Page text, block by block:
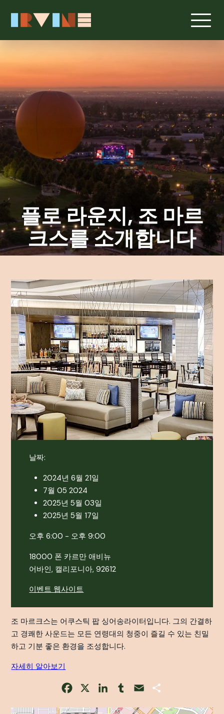
플로 라운지, 조 마르
크스를 소개합니다
날짜:
2024년 6월 21일
7월 05 2024
2025년 5월 03일
2025년 5월 17일
오후 6:00 - 오후 9:00
18000 폰 카르만 애비뉴
어바인, 캘리포니아, 92612
이벤트 웹사이트
조 마르크스는 어쿠스틱 팝 싱어송라이터입니다. 그의 간결하
고 경쾌한 사운드는 모든 연령대의 청중이 즐길 수 있는 친밀
하고 기분 좋은 환경을 조성합니다.
자세히 알아보기
Facebook LinkedInTumblrEmail